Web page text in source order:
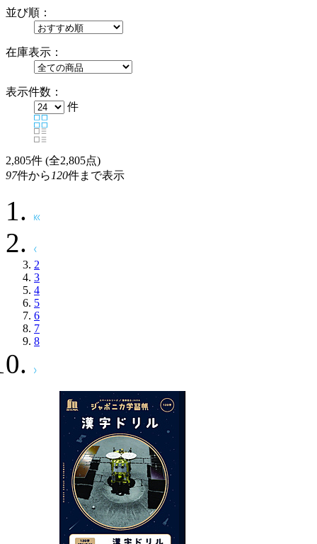
並び順：
在庫表示：
表示件数：
件
2,805件 (全2,805点)
97件から 120件まで表示
2
3
4
5
6
7
8